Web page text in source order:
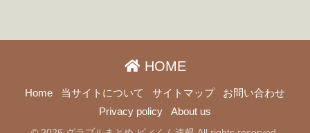
HOME
Home 当サイトについて サイトマップ
お問い合わせ
Privacy policy
About us